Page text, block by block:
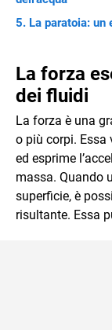
La paratoia:
La forza
dei fluidi
La forza è una
o più corpi. Essa
ed esprime
massa. Quando
superficie, è
risultante. Essa